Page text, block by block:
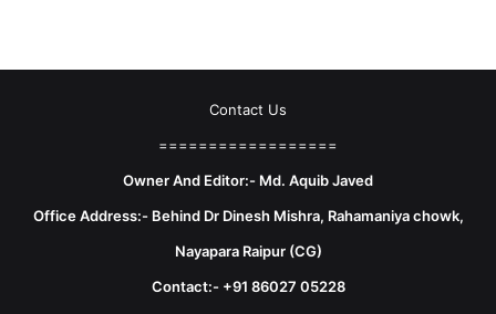
Contact Us
==================
Owner And Editor:- Md. Aquib Javed
Office Address:- Behind Dr Dinesh Mishra, Rahamaniya chowk,
Nayapara Raipur (CG)
Contact:- +91 86027 05228